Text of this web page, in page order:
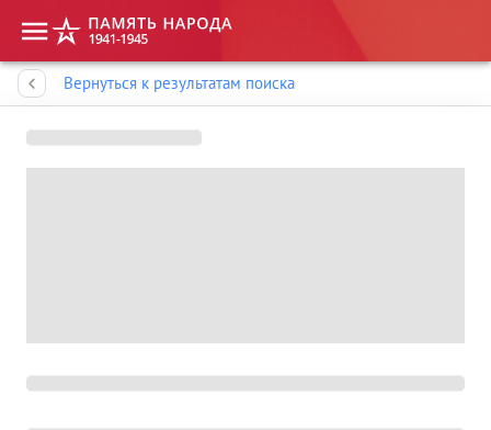
Вернуться к результатам поиска
Память народа